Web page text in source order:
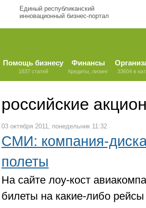
Единый республиканский
инновационный бизнес-портал
Помощь бизнесу
1837 статей
Финансы
Кредиты, лизинг 33604 в
российские
03 октября 2011, понедельник 11:32
СМИ: компания-
полеты
На сайте лоу-кост
билеты на какие-либо рейсы